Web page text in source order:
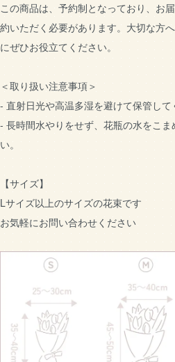
この商品は、予約制となっており、お
約いただく必要があります。大切な方
にぜひお役立てください。
＜取り扱い注意事項＞
- 直射日光や高温多湿を避けて保管して
- 長時間水やりをせず、花瓶の水をこま
い。
【サイズ】
Lサイズ以上のサイズの花束です
お気軽にお問い合わせください